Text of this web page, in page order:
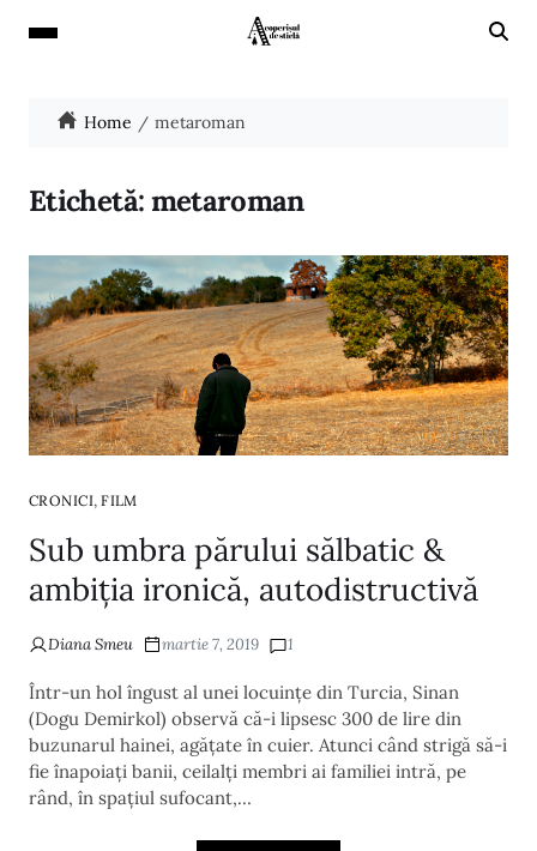
Home metaroman
Etichetă:metaroman
CRONICI,FILM
Sub umbra părului sălbatic &
ambiția ironică, autodistructivă
Diana Smeu martie 7, 2019 1
Într-un hol îngust al unei locuințe din Turcia, Sinan
(Dogu Demirkol) observă că-i lipsesc 300 de lire din
buzunarul hainei, agățate în cuier. Atunci când strigă să-i
fie înapoiați banii, ceilalți membri ai familiei intră, pe
rând, în spațiul sufocant,…